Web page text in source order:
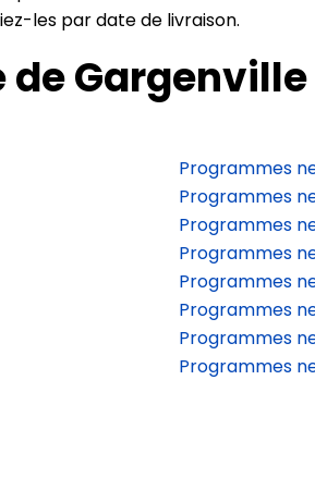
les par date de livraison.
Gargenville
Programmes
Programmes
Programmes
Programmes
Programmes
Programmes
Programmes
Programmes